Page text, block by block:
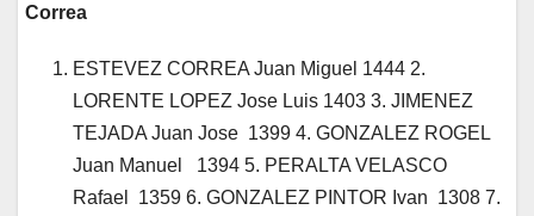
Correa
ESTEVEZ CORREA Juan Miguel 1444 2.
LORENTE LOPEZ Jose Luis 1403 3. JIMENEZ
TEJADA Juan Jose 1399 4. GONZALEZ ROGEL
Juan Manuel 1394 5. PERALTA VELASCO
Rafael 1359 6. GONZALEZ PINTOR Ivan 1308 7.